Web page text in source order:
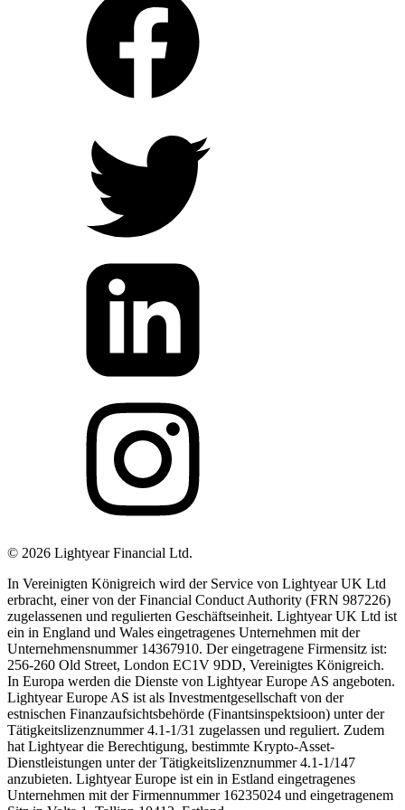
© 2026 Lightyear Financial Ltd.
In Vereinigten Königreich wird der Service von Lightyear UK Ltd
erbracht, einer von der Financial Conduct Authority (FRN 987226)
zugelassenen und regulierten Geschäftseinheit. Lightyear UK Ltd ist
ein in England und Wales eingetragenes Unternehmen mit der
Unternehmensnummer 14367910. Der eingetragene Firmensitz ist:
256-260 Old Street, London EC1V 9DD, Vereinigtes Königreich.
In Europa werden die Dienste von Lightyear Europe AS angeboten.
Lightyear Europe AS ist als Investmentgesellschaft von der
estnischen Finanzaufsichtsbehörde (Finantsinspektsioon) unter der
Tätigkeitslizenznummer 4.1-1/31 zugelassen und reguliert. Zudem
hat Lightyear die Berechtigung, bestimmte Krypto-Asset-
Dienstleistungen unter der Tätigkeitslizenznummer 4.1-1/147
anzubieten. Lightyear Europe ist ein in Estland eingetragenes
Unternehmen mit der Firmennummer 16235024 und eingetragenem